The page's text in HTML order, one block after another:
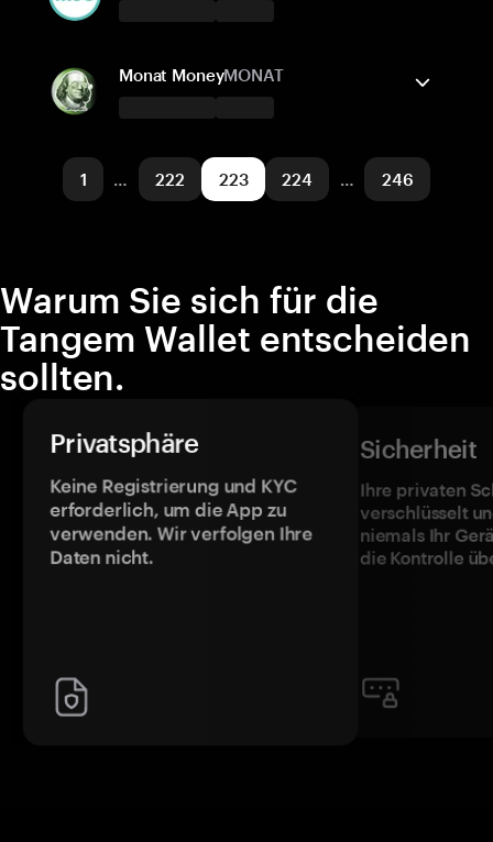
Cronos Polygon POS
Senden/Empfangen Kaufen
Rootstock RSK Arbitrum One
Monat MoneyMONAT
Senden/Empfangen Kaufen
1 … 222 223 224 … 246
Warum Sie sich für die
Tangem Wallet entscheiden
sollten.
Privatsphäre
Keine Registrierung und KYC
erforderlich, um die App zu
verwenden. Wir verfolgen Ihre
Daten nicht.
Sicherheit
Ihre privaten
verschlüsselt
niemals Ihr
die Kontrolle